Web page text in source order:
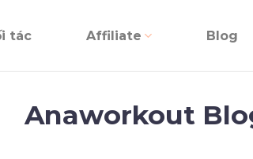
tác Affiliate Blog
Anaworkout